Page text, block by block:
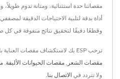
أداة بدقة لتلبية الاحتياجات الدقيقة
وقطعًا دقيقًا لتحقيق نتائج متفوقة في كل
ترحب ESP بك لاستكشاف مقصات العناية بالحيوانات الأليفة المريحة والمتينة
مقصات الشعر مقصات الحيوانات الأليفة
ولا تتردد في الاتصال بنا